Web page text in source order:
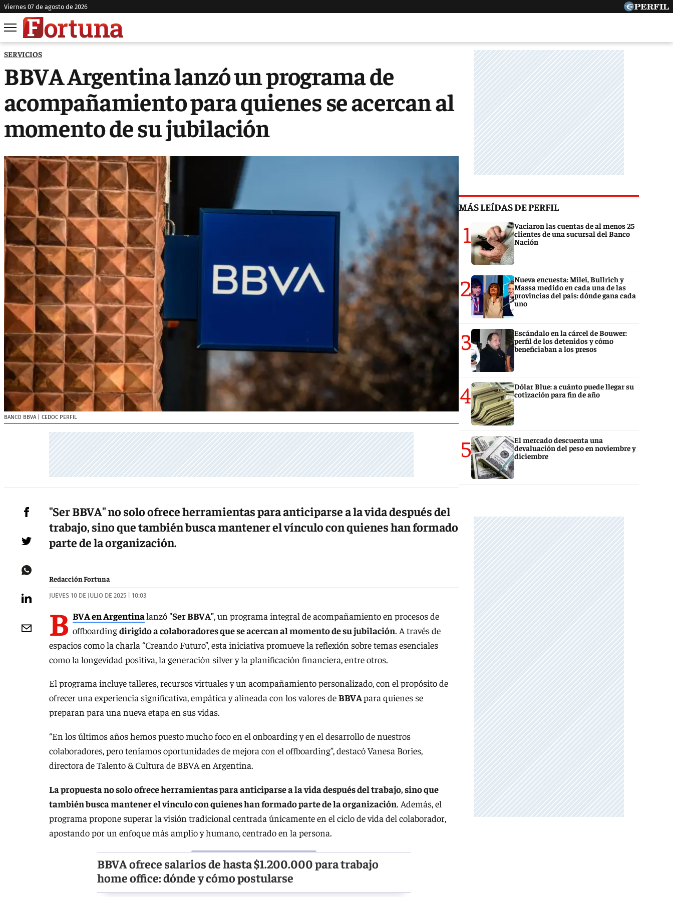
viernes 07 de agosto de 2026
SERVICIOS
BBVA Argentina lanzó un programa de
acompañamiento para quienes se acercan al
momento de su jubilación
BANCO BBVA| CEDOC PERFIL
"Ser BBVA" no solo ofrece herramientas para anticiparse a la vida después del
trabajo, sino que también busca mantener el vínculo con quienes han formado
parte de la organización.
Redacción Fortuna
JUEVES 10 DE JULIO DE 2025 | 10:03
B BVA en Argentinalanzó "Ser BBVA", un programa integral de acompañamiento en procesos de
offboardingdirigido a colaboradores que se acercan al momento de su jubilación. A través de
espacios como la charla “Creando Futuro”, esta iniciativa promueve la reflexión sobre temas esenciales
como la longevidad positiva, la generación silver y la planificación financiera, entre otros.
El programa incluye talleres, recursos virtuales y un acompañamiento personalizado, con el propósito de
ofrecer una experiencia significativa, empática y alineada con los valores deBBVApara quienes se
preparan para una nueva etapa en sus vidas.
“En los últimos años hemos puesto mucho foco en el onboarding y en el desarrollo de nuestros
colaboradores, pero teníamos oportunidades de mejora con el offboarding”, destacó Vanesa Bories,
directora de Talento & Cultura de BBVA en Argentina.
La propuesta no solo ofrece herramientas para anticiparse a la vida después del trabajo, sino que
también busca mantener el vínculo con quienes han formado parte de la organización. Además, el
programa propone superar la visión tradicional centrada únicamente en el ciclo de vida del colaborador,
apostando por un enfoque más amplio y humano, centrado en la persona.
BBVA ofrece salarios de hasta $1.200.000 para trabajo
home office: dónde y cómo postularse
MÁS LEÍDAS DE PERFIL
1
Vaciaron las cuentas de al menos 25
clientes de una sucursal del Banco
Nación
2
Nueva encuesta: Milei, Bullrich y
Massa medido en cada una de las
provincias del país: dónde gana cada
uno
3
Escándalo en la cárcel de Bouwer:
perfil de los detenidos y cómo
beneficiaban a los presos
4
Dólar Blue: a cuánto puede llegar su
cotización para fin de año
5
El mercado descuenta una
devaluación del peso en noviembre y
diciembre